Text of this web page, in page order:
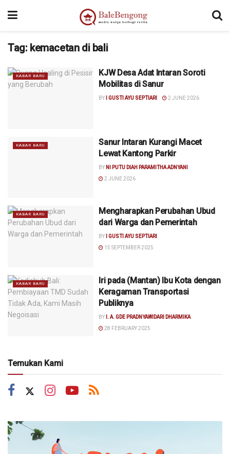
Tag: kemacetan di bali
KABAR BARU
KJW Desa Adat Intaran Soroti
Mobilitas di Sanur
BY I GUSTI AYU SEPTIARI 2 JUNE 2026
KABAR BARU
Sanur Intaran Kurangi Macet
Lewat Kantong Parkir
BY NI PUTU DIAH PARAMITHA ADNYANI
2 JUNE 2026
KABAR BARU
Mengharapkan Perubahan Ubud
dari Warga dan Pemerintah
BY
I GUSTI AYU SEPTIARI
15 SEPTEMBER 2025
KABAR BARU
Iri pada (Mantan) Ibu Kota dengan
Keragaman Transportasi
Publiknya
BY I. A. GDE PRADNYAWIDARI DHARMIKA
28 FEBRUARY 2025
Temukan Kami